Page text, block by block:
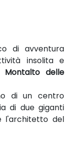
di avventura
insolita e
Montalto delle
di un centro
di due giganti
del